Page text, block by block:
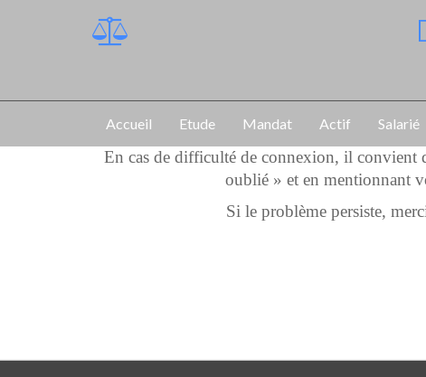
Accueil Etude Mandat Actif Salarié
En cas de difficulté de connexion, il convient
oublié » et en mentionnant
Si le problème persiste,